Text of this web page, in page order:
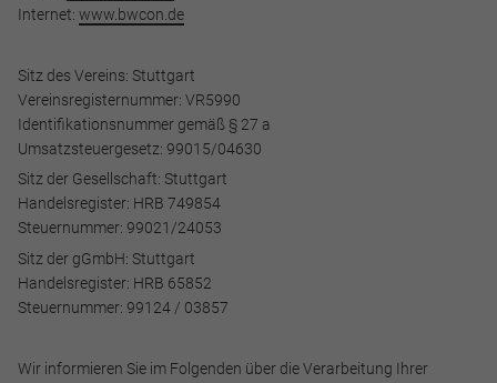
Internet: www.bwcon.de
Sitz des Vereins: Stuttgart
Vereinsregisternummer: VR5990
Identifikationsnummer gemäß § 27 a
Umsatzsteuergesetz: 99015/04630
Sitz der Gesellschaft: Stuttgart
Handelsregister: HRB 749854
Steuernummer: 99021/24053
Sitz der gGmbH: Stuttgart
Handelsregister: HRB 65852
Steuernummer: 99124 / 03857
Wir informieren Sie im Folgenden über die Verarbeitung Ihrer